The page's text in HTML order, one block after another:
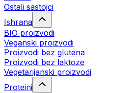
Ostali sastojci
Ishrana
BIO proizvodi
Veganski proizvodi
Proizvodi bez glutena
Proizvodi bez laktoze
Vegetarijanski proizvodi
Proteini